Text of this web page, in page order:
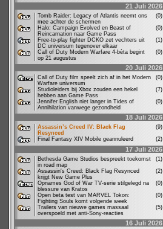
21 Juli 2026
Tomb Raider: Legacy of Atlantis neemt ons
mee achter de schermen
(0)
Halo: Campaign Evolved en Beast of
Reincarnation naar Game Pass
(0)
Free-to-play fighter DCKO zet vechters uit
DC universum tegenover elkaar
(1)
Call of Duty Modern Warfare 4-bèta begint
op 21 augustus
(0)
20 Juli 2026
Call of Duty film speelt zich af in het Modern
Warfare universum
(0)
Studioleiders bij Xbox zouden een hekel
hebben aan Game Pass
(7)
Jennifer English niet langer in Tides of
Annihilation vanwege gezondheid
(0)
18 Juli 2026
Assassin’s Creed IV: Black Flag
Resynced
(9)
Final Fantasy XIV Mobile geannuleerd
(2)
17 Juli 2026
Bethesda Game Studios bespreekt toekomst
in road map
(1)
Assassin's Creed: Black Flag Resynced
krijgt New Game Plus
(2)
Opnames God of War TV-serie stilgelegd na
blessure van Kratos
(0)
Open beta test van MARVEL Tokon:
Fighting Souls komt volgende week
(0)
Trailers van nieuwe games massaal
overspoeld met anti-Sony-reacties
(5)
16 Juli 2026